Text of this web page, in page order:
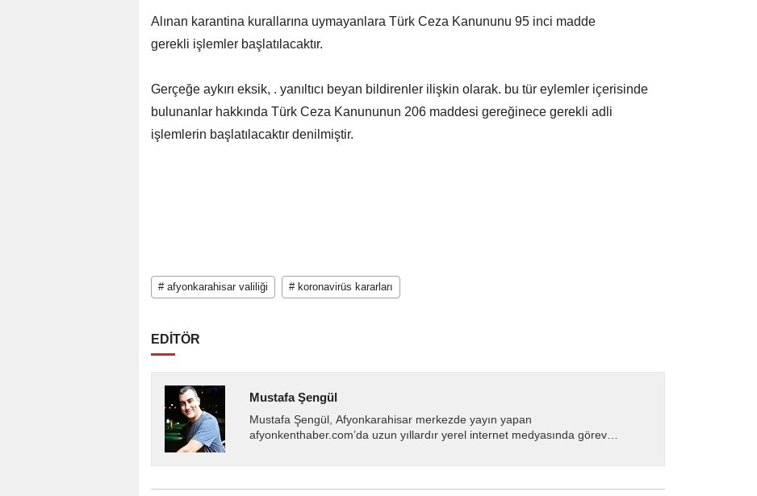
Alınan karantina kurallarına uymayanlara Türk Ceza Kanununu 95 inci madde
gerekli işlemler başlatılacaktır.
Gerçeğe aykırı eksik, . yanıltıcı beyan bildirenler ilişkin olarak. bu tür eylemler içerisinde
bulunanlar hakkında Türk Ceza Kanununun 206 maddesi gereğinece gerekli adli
işlemlerin başlatılacaktır denilmiştir.
# afyonkarahisar valiliği # koronavirüs kararları
EDİTÖR
Mustafa Şengül
Mustafa Şengül, Afyonkarahisar merkezde yayın yapan
afyonkenthaber.com’da uzun yıllardır yerel internet medyasında görev